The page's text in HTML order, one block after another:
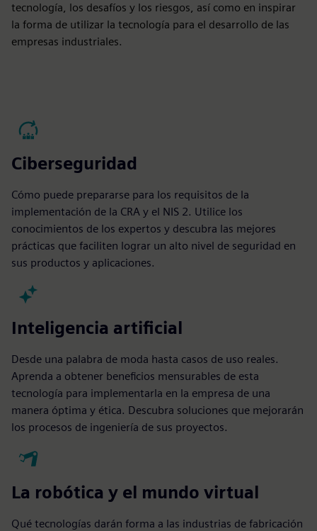
tecnología, los desafíos y los riesgos, así como en inspirar
la forma de utilizar la tecnología para el desarrollo de las
empresas industriales.
Ciberseguridad
Cómo puede prepararse para los requisitos de la
implementación de la CRA y el NIS 2. Utilice los
conocimientos de los expertos y descubra las mejores
prácticas que faciliten lograr un alto nivel de seguridad en
sus productos y aplicaciones.
Inteligencia artificial
Desde una palabra de moda hasta casos de uso reales.
Aprenda a obtener beneficios mensurables de esta
tecnología para implementarla en la empresa de una
manera óptima y ética. Descubra soluciones que mejorarán
los procesos de ingeniería de sus proyectos.
La robótica y el mundo virtual
Qué tecnologías darán forma a las industrias de fabricación